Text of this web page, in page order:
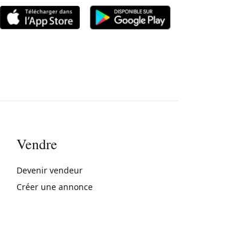
Vendre
Devenir vendeur
Créer une annonce